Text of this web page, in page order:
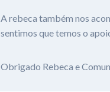
A rebeca também nos
sentimos que temos o
Obrigado Rebeca e